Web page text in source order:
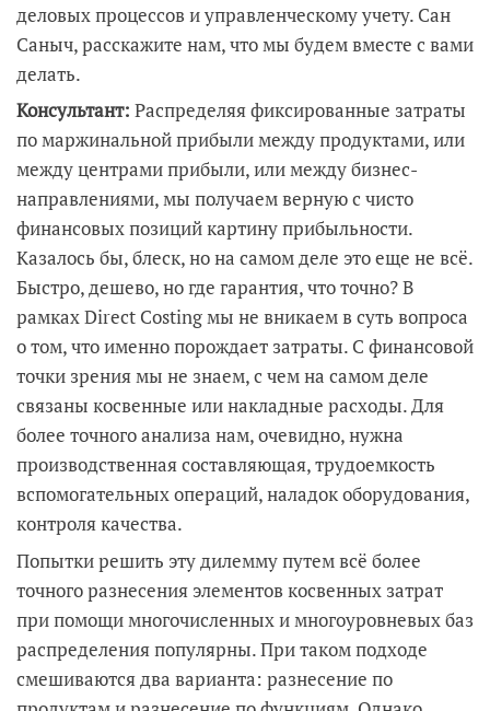
деловых процессов и управленческому учету. Сан
Саныч, расскажите нам, что мы будем вместе с вами
делать.
Консультант: Распределяя фиксированные затраты
по маржинальной прибыли между продуктами, или
между центрами прибыли, или между бизнес-
направлениями, мы получаем верную с чисто
финансовых позиций картину прибыльности.
Казалось бы, блеск, но на самом деле это еще не всё.
Быстро, дешево, но где гарантия, что точно? В
рамках Direct Costing мы не вникаем в суть вопроса
о том, что именно порождает затраты. С финансовой
точки зрения мы не знаем, с чем на самом деле
связаны косвенные или накладные расходы. Для
более точного анализа нам, очевидно, нужна
производственная составляющая, трудоемкость
вспомогательных операций, наладок оборудования,
контроля качества.
Попытки решить эту дилемму путем всё более
точного разнесения элементов косвенных затрат
при помощи многочисленных и многоуровневых баз
распределения популярны. При таком подходе
смешиваются два варианта: разнесение по